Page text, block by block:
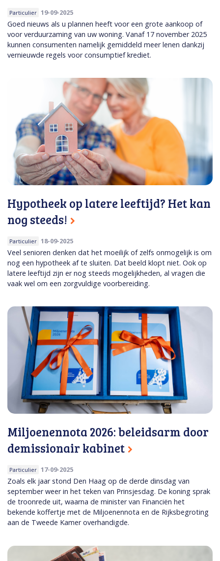
Particulier 19-09-2025
Goed nieuws als u plannen heeft voor een grote aankoop of
voor verduurzaming van uw woning. Vanaf 17 november 2025
kunnen consumenten namelijk gemiddeld meer lenen dankzij
vernieuwde regels voor consumptief krediet.
Hypotheek op latere leeftijd? Het kan
nog steeds!
Particulier 18-09-2025
Veel senioren denken dat het moeilijk of zelfs onmogelijk is om
nog een hypotheek af te sluiten. Dat beeld klopt niet. Ook op
latere leeftijd zijn er nog steeds mogelijkheden, al vragen die
vaak wel om een zorgvuldige voorbereiding.
Miljoenennota 2026: beleidsarm door
demissionair kabinet
Particulier 17-09-2025
Zoals elk jaar stond Den Haag op de derde dinsdag van
september weer in het teken van Prinsjesdag. De koning sprak
de troonrede uit, waarna de minister van Financiën het
bekende koffertje met de Miljoenennota en de Rijksbegroting
aan de Tweede Kamer overhandigde.